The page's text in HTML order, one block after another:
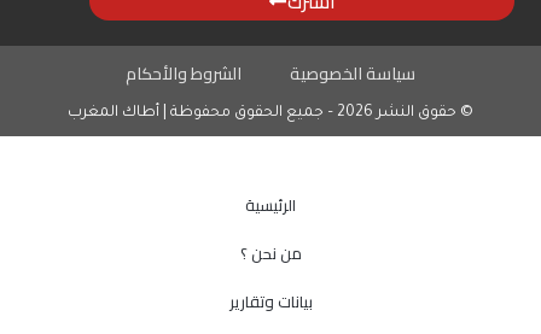
© حقوق النشر 2026 – جميع الحقوق محفوظة | أطاك المغرب
سياسة الخصوصية الشروط والأحكام
الرئيسية
من نحن ؟
بيانات وتقارير